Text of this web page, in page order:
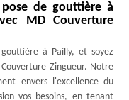
de gouttière à
MD Couverture
à Pailly, et soyez
Zingueur. Notre
envers l'excellence du
vos besoins, en tenant